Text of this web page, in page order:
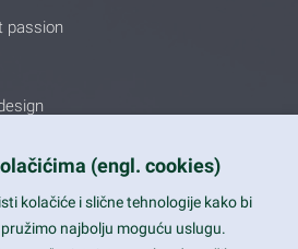
passion
more...
(engl. cookies)
kolačiće i slične tehnologije kako bi
najbolju moguću uslugu.